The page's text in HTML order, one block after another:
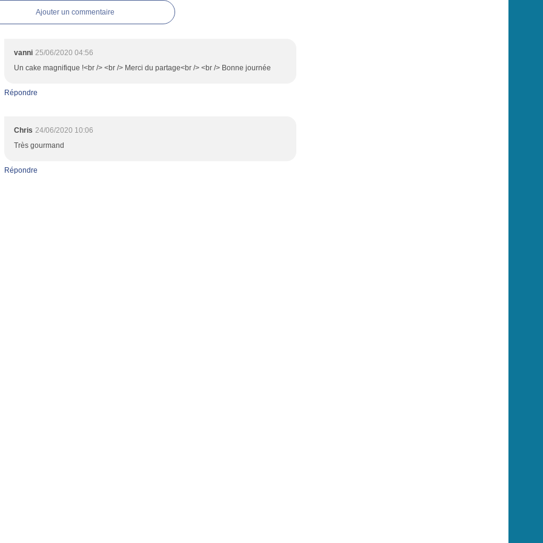
Ajouter un commentaire
vanni 25/06/2020 04:56
Un cake magnifique !<br /> <br /> Merci du partage<br /> <br /> Bonne journée
Répondre
Chris 24/06/2020 10:06
Très gourmand
Répondre